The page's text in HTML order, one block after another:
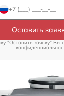
Оставить
"Оставить заявку" Вы